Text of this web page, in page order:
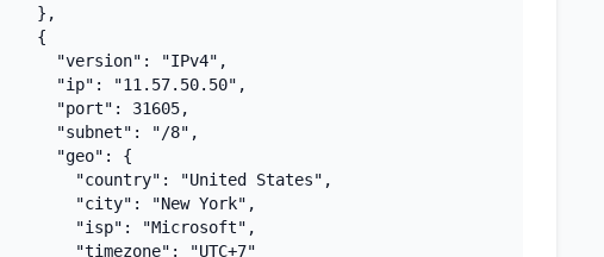
  },
  {
    "version": "IPv4",
    "ip": "11.57.50.50",
    "port": 31605,
    "subnet": "/8",
    "geo": {
      "country": "United States",
      "city": "New York",
      "isp": "Microsoft",
      "timezone": "UTC+7"